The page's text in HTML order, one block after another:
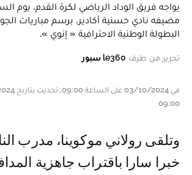
يواجه فريق الوداد الرياضي لكرة القدم، يوم
مضيفه نادي حسنية أكادير، برسم مباريات
البطولة الوطنية الاحترافية « إنوي ».
تحرير من طرف le360 سبور
09:00
وتلقى رولاني موكوينا، مدرب النادي الأحمر،
خبرا سارا باقتراب جاهزية